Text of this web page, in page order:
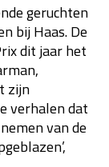
23:00 - 00:00
21:00 - 23:00
30 okt - 01 nov
19:00 - 20:00
18:00 - 20:00
geruchten
bij Haas. De
dit jaar het
zijn
verhalen dat
van de